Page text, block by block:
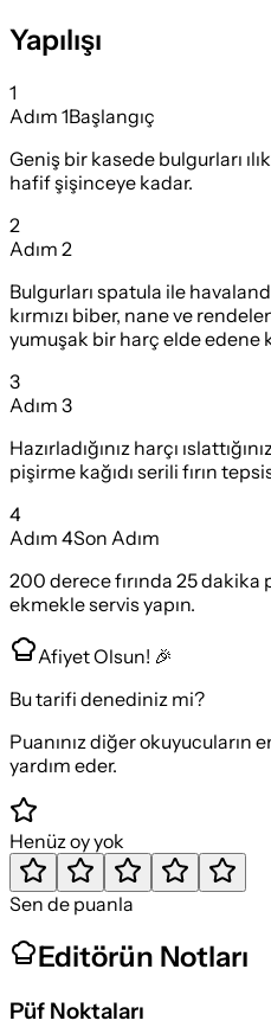
Yapılışı
1
Adım 1Başlangıç
Geniş bir kasede bulgurları
hafif şişinceye kadar.
2
Adım 2
Bulgurları spatula ile
kırmızı biber, nane ve
yumuşak bir harç elde edene
3
Adım 3
Hazırladığınız harçı
pişirme kağıdı serili fırın
4
Adım 4Son Adım
200 derece fırında 25 dakika
ekmekle servis yapın.
Afiyet Olsun! 🎉
Bu tarifi denediniz mi?
Puanınız diğer okuyucuların
yardım eder.
Henüz oy yok
Sen de puanla
Editörün Notları
Püf Noktaları